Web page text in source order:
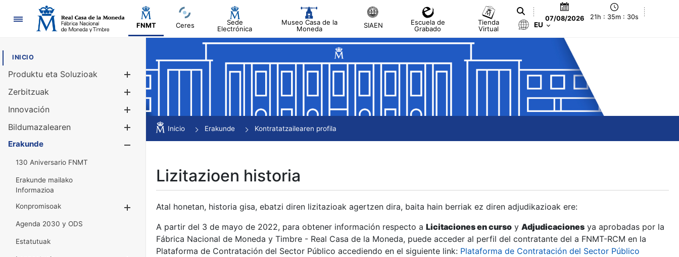
Nabigazioa
FNMT Ceres
Sede
Electrónica
Museo Casa de la
Moneda
SIAEN
Escuela de
Grabado
Tienda
Virtual
07/08/2026 21h : 35m : 31s
EU
INICIO
Produktu eta Soluzioak
Erakutsi/Ezkutatu
Zerbitzuak
Innovación
Bildumazalearen
Erakutsi/Ezkutatu
Erakunde
130 Aniversario FNMT
Erakunde mailako
Informazioa
Konpromisoak
Erakutsi/Ezkutatu
Agenda 2030 y ODS
Estatutuak
Inicio Erakunde Kontratatzailearen profila
Lizitazioen historia
Atal honetan, historia gisa, ebatzi diren lizitazioak agertzen dira, baita hain berriak ez diren adjudikazioak ere:
A partir del 3 de mayo de 2022, para obtener información respecto a Licitaciones en curso y Adjudicaciones ya aprobadas por la
Fábrica Nacional de Moneda y Timbre - Real Casa de la Moneda, puede acceder al perfil del contratante del a FNMT-RCM en la
Plataforma de Contratación del Sector Público accediendo en el siguiente link: Plataforma de Contratación del Sector Público